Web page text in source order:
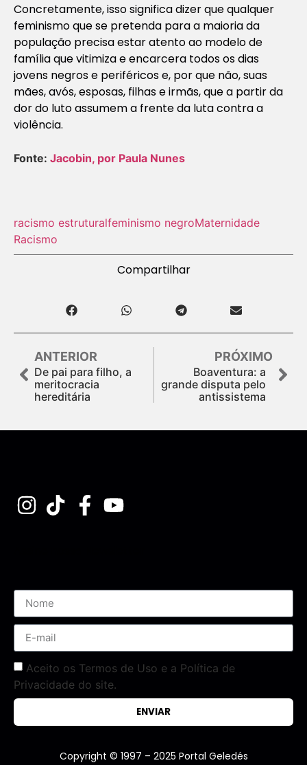
Concretamente, isso significa dizer que qualquer
feminismo que se pretenda para a maioria da
população precisa estar atento ao modelo de
família que vitimiza e encarcera todos os dias
jovens negros e periféricos e, por que não, suas
mães, avós, esposas, filhas e irmãs, que a partir da
dor do luto assumem a frente da luta contra a
violência.
Fonte: Jacobin, por Paula Nunes
racismo estruturalfeminismo negroMaternidade
Racismo
Compartilhar
ANTERIOR
De pai para filho, a
meritocracia
hereditária
PRÓXIMO
Boaventura: a
grande disputa pelo
antissistema
Aceito os Termos de Uso e a Política de
Privacidade do site.
ENVIAR
Copyright © 1997 – 2025 Portal Geledés